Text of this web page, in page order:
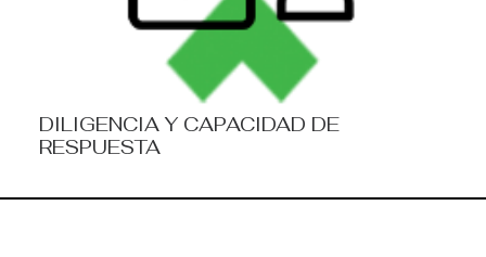
DILIGENCIA Y CAPACIDAD DE
RESPUESTA